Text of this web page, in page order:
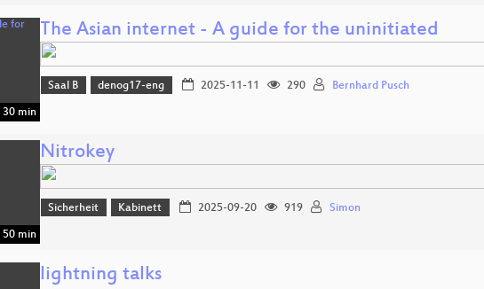
30 min
The Asian internet - A guide for the uninitiated
Saal B denog17-eng 2025-11-11 290 Bernhard Pusch
50 min
Nitrokey
Sicherheit Kabinett 2025-09-20 919 Simon
lightning talks